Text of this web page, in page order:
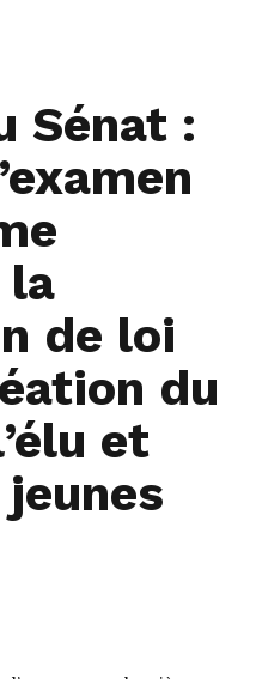
Sénat :
la
de loi
du
et